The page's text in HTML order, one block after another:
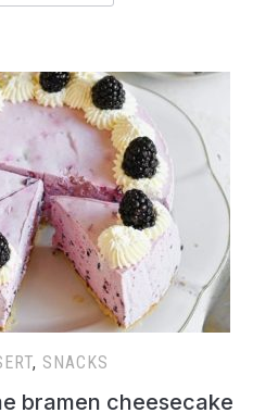
, SNACKS
bramen cheesecake